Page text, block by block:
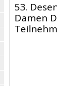
53.
Damen